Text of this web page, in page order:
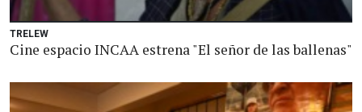
TRELEW
Cine espacio INCAA estrena "El señor de las ballenas"